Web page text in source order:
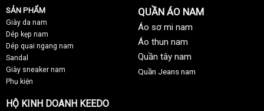
SẢN PHẨM
Giày da nam
Dép kẹp nam
Dép quai ngang nam
Sandal
Giày sneaker nam
Phụ kiện
QUẦN ÁO NAM
Áo sơ mi nam
Áo thun nam
Quần tây nam
Quần Jeans nam
HỘ KINH DOANH KEEDO